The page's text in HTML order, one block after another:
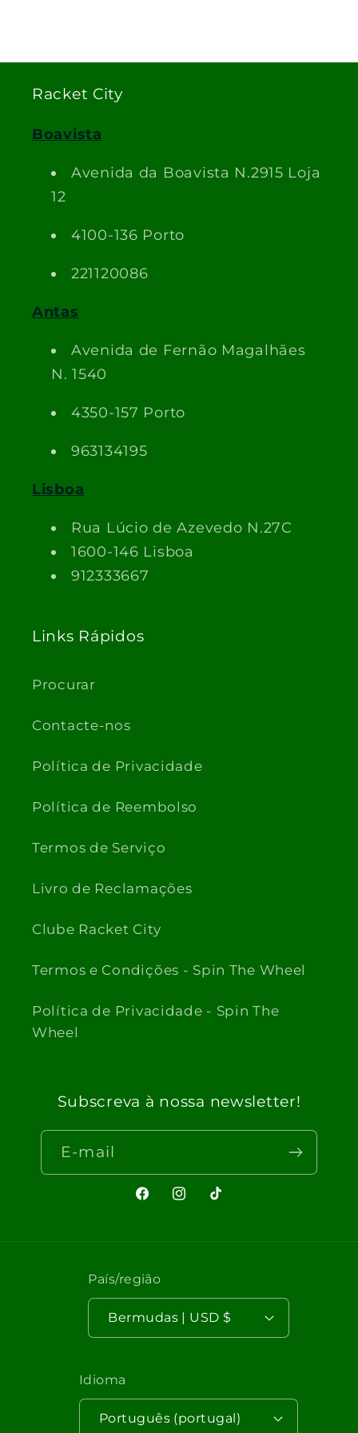
Racket City
Boavista
Avenida da Boavista N.2915 Loja
12
4100-136 Porto
221120086
Antas
Avenida de Fernão Magalhães
N. 1540
4350-157 Porto
963134195
Lisboa
Rua Lúcio de Azevedo N.27C
1600-146 Lisboa
912333667
Links Rápidos
Procurar
Contacte-nos
Política de Privacidade
Política de Reembolso
Termos de Serviço
Livro de Reclamações
Clube Racket City
Termos e Condições - Spin The Wheel
Política de Privacidade - Spin The
Wheel
Subscreva à nossa newsletter!
E-mail
FacebookInstagram
TikTok
País/região
Bermudas | USD $
Idioma
Português (portugal)